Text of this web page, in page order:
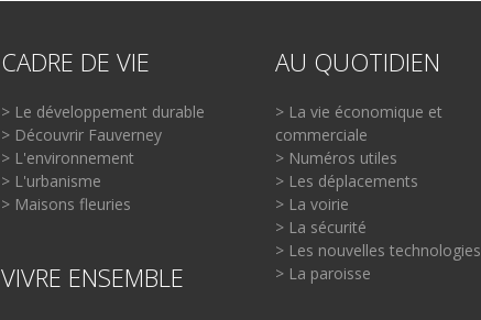
CADRE DE VIE
> Le développement durable
> Découvrir Fauverney
> L'environnement
> L'urbanisme
> Maisons fleuries
VIVRE ENSEMBLE
AU QUOTIDIEN
> La vie économique et
commerciale
> Numéros utiles
> Les déplacements
> La voirie
> La sécurité
> Les nouvelles technologies
> La paroisse